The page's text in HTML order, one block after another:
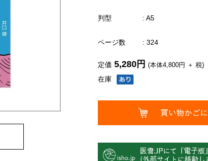
判型 : A5
ページ数 : 324
在庫
定価 5,280円 (本体4,800円 ＋ 税)